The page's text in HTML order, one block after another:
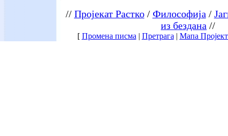
// Пројекат Растко/ Философија/
из бездана //
[ Промена писма| Претрага| Мапа